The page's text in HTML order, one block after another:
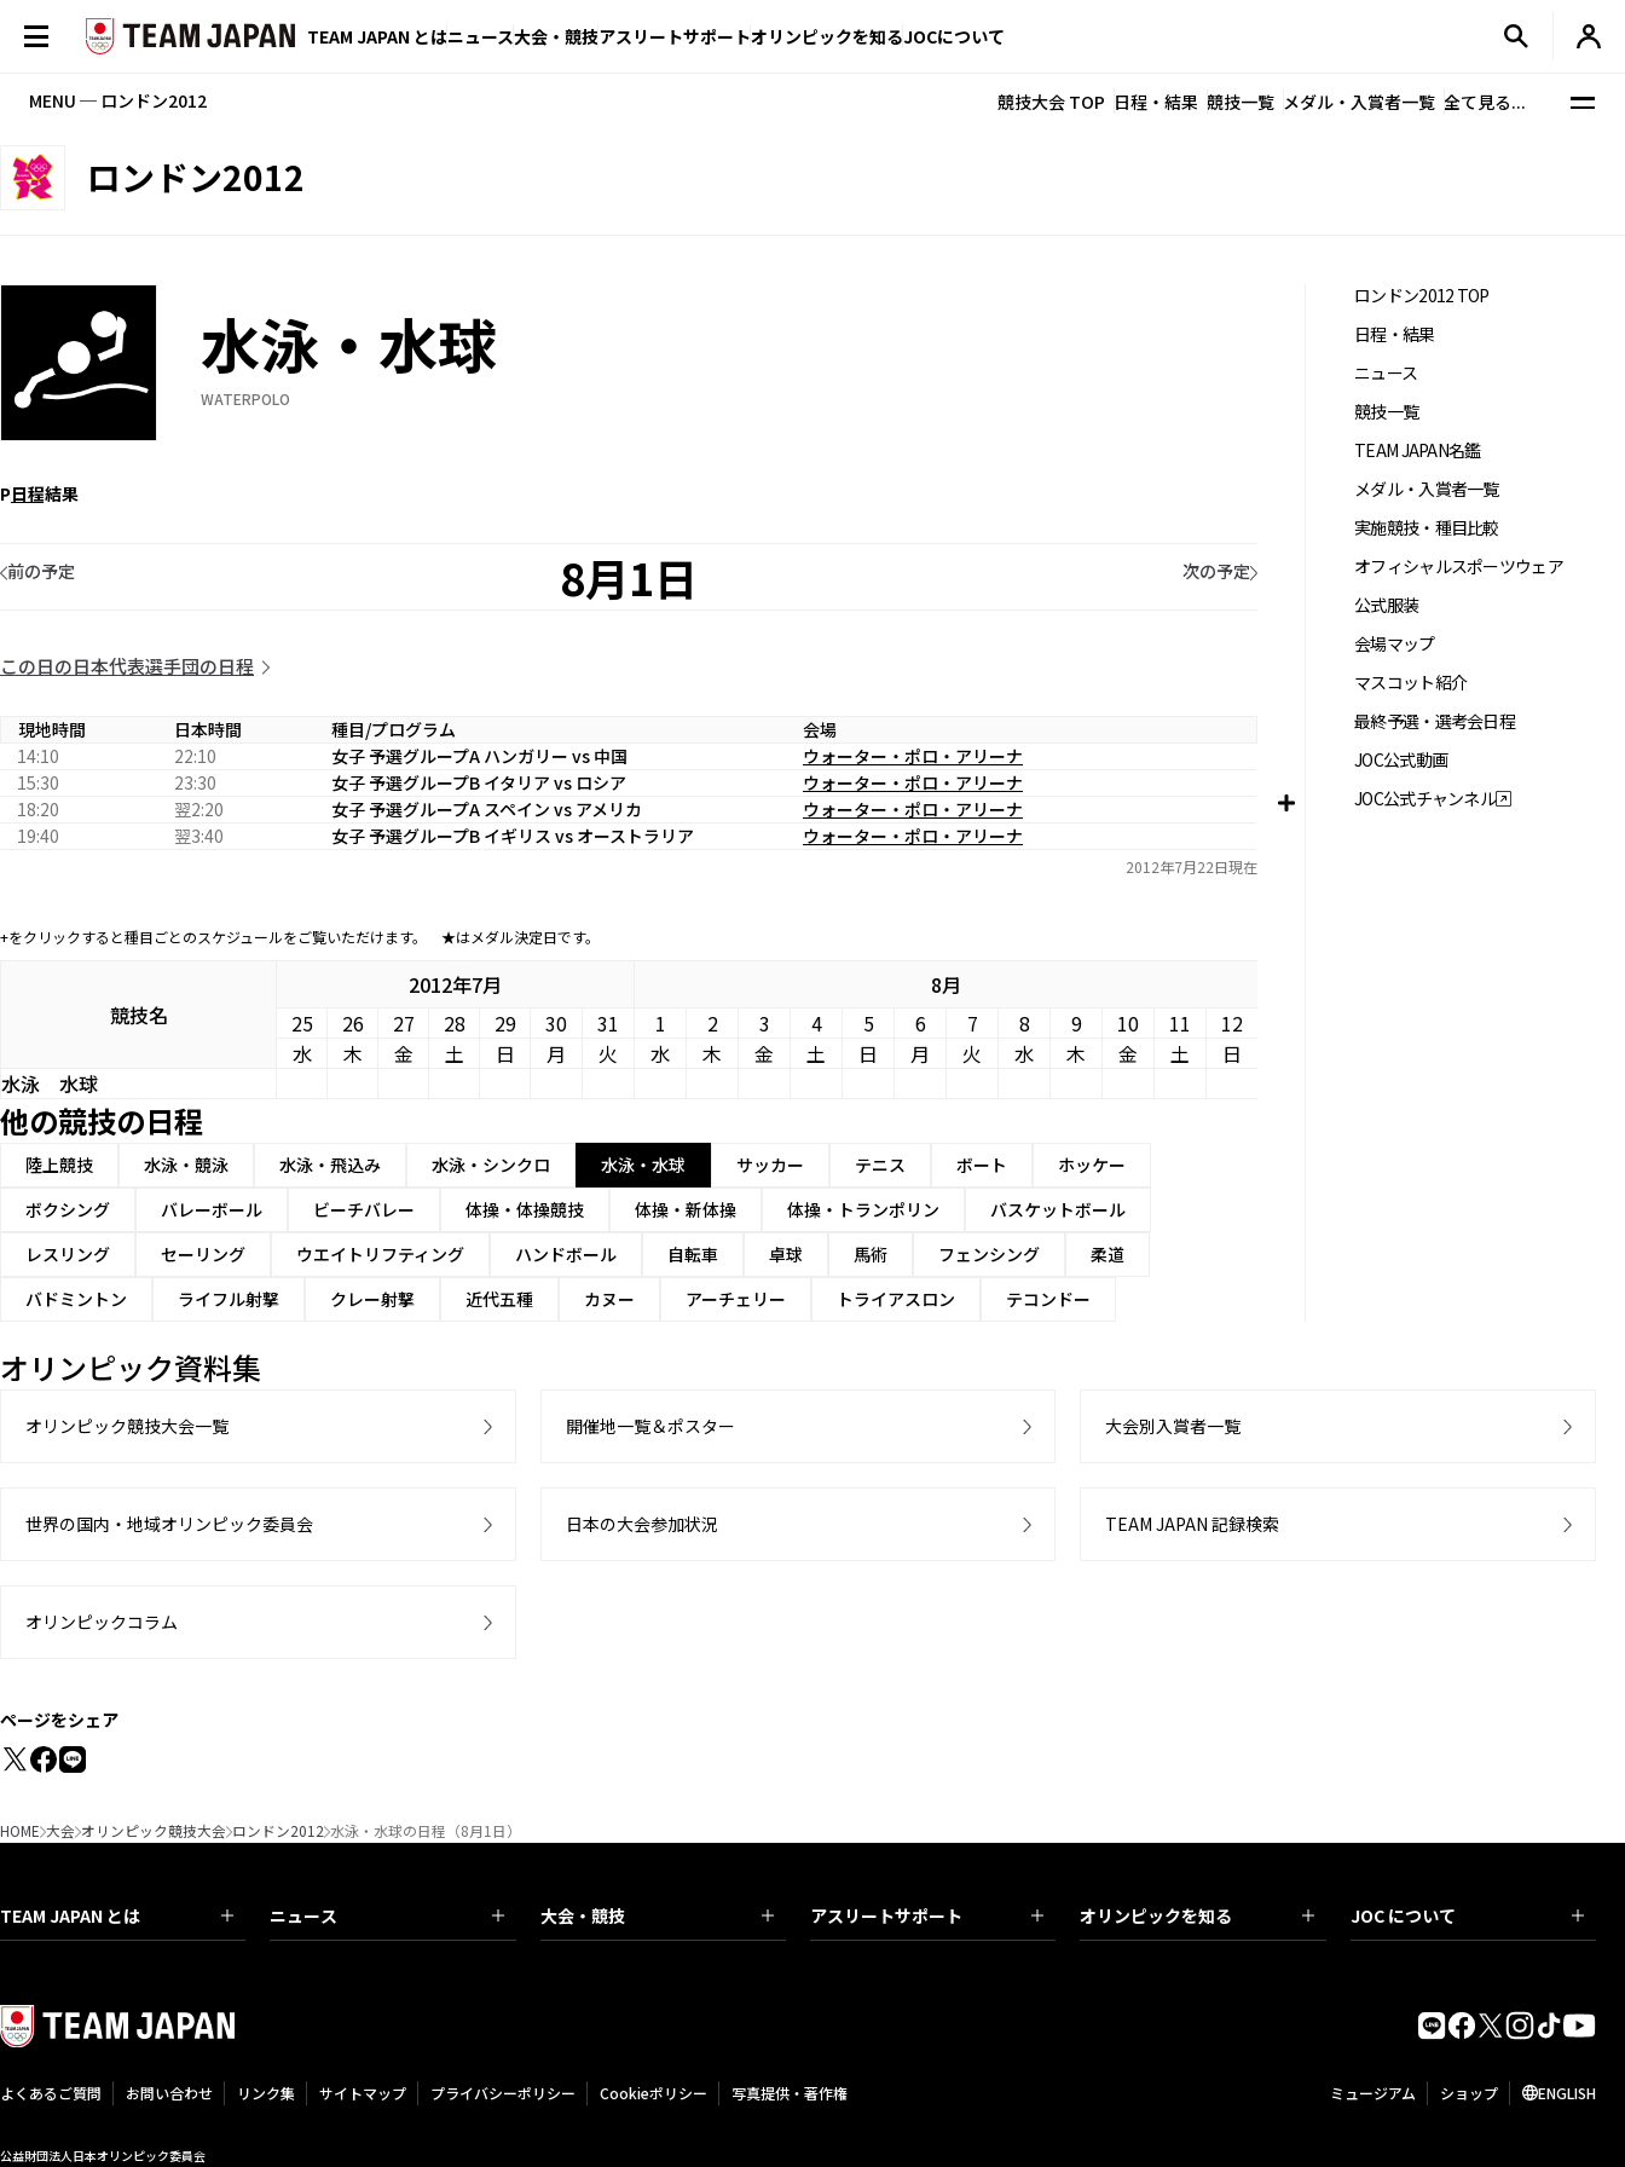
TEAM JAPAN とはニュース大会・競技アスリートサポートオリンピックを知るJOCについて
MENU ─ ロンドン2012 競技大会 TOP 日程・結果 競技一覧 メダル・入賞者一覧 全て見る...
ロンドン2012
水泳・水球
WATERPOLO
日程結果
8月1日
前の予定 次の予定
この日の日本代表選手団の日程
現地時間 日本時間 種目/プログラム
会場
14:10
22:10 女子 予選グループA ハンガリー vs 中国
ウォーター・ポロ・アリーナ
15:30
23:30 女子 予選グループB イタリア vs ロシア
ウォーター・ポロ・アリーナ
18:20
翌2:20 女子 予選グループA スペイン vs アメリカ
ウォーター・ポロ・アリーナ
19:40
翌3:40 女子 予選グループB イギリス vs オーストラリア ウォーター・ポロ・アリーナ
2012年7月22日現在
+をクリックすると種目ごとのスケジュールをご覧いただけます。 ★はメダル決定日です。
競技名
2012年7月
8月
25
26 27 28 29 30 31 1 2 3 4 5 6 7 8 9 10 11
12
水
木 金 土 日 月 火 水 木 金 土 日 月 火 水 木 金 土
日
水泳 水球
他の競技の日程
陸上競技 水泳・競泳 水泳・飛込み 水泳・シンクロ 水泳・水球 サッカー テニス ボート
ホッケー
ボクシング
バレーボール ビーチバレー 体操・体操競技 体操・新体操 体操・トランポリン
バスケットボール
レスリング
セーリング ウエイトリフティング ハンドボール 自転車 卓球 馬術 フェンシング
柔道
バドミントン
ライフル射撃 クレー射撃 近代五種 カヌー アーチェリー トライアスロン テコンドー
ロンドン2012 TOP
日程・結果
ニュース
競技一覧
TEAM JAPAN名鑑
メダル・入賞者一覧
実施競技・種目比較
オフィシャルスポーツウェア
公式服装
会場マップ
マスコット紹介
最終予選・選考会日程
JOC公式動画
JOC公式チャンネル
オリンピック資料集
オリンピック競技大会一覧 開催地一覧＆ポスター 大会別入賞者一覧
世界の国内・地域オリンピック委員会 日本の大会参加状況 TEAM JAPAN 記録検索
オリンピックコラム
ページをシェア
HOME 大会 オリンピック競技大会 ロンドン2012 水泳・水球の日程（8月1日）
TEAM JAPAN とは ニュース 大会・競技 アスリートサポート オリンピックを知る JOC について
よくあるご質問 お問い合わせ リンク集 サイトマップ プライバシーポリシー Cookieポリシー 写真提供・著作権 ミュージアム ショップ ENGLISH
公益財団法人日本オリンピック委員会